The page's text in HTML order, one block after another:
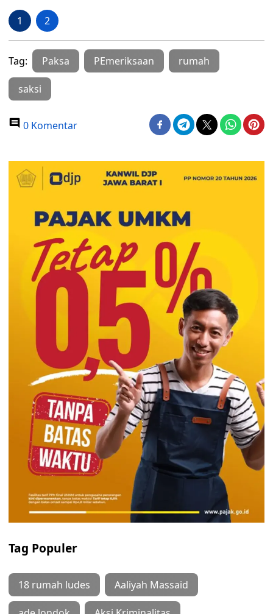
1 2
Tag: Paksa PEmeriksaan rumah
saksi
0 Komentar
Tag Populer
18 rumah ludes Aaliyah Massaid